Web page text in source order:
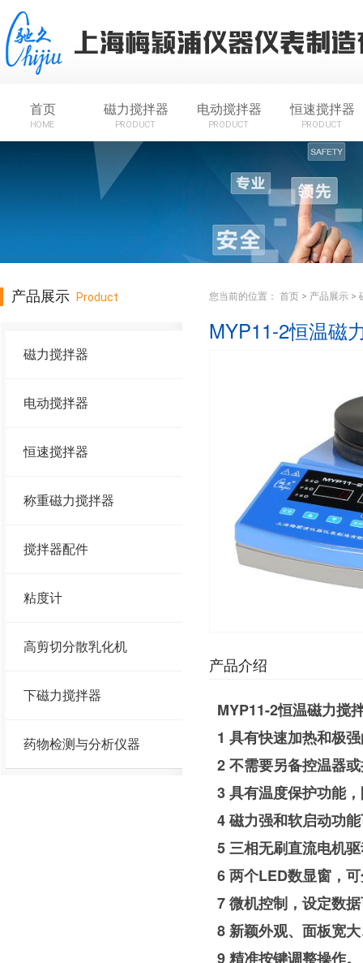
首页
HOME
磁力搅拌器
PRODUCT
电动搅拌器
PRODUCT
恒速搅拌器
PRODUCT
产品展示 Product
磁力搅拌器
电动搅拌器
恒速搅拌器
称重磁力搅拌器
搅拌器配件
粘度计
高剪切分散乳化机
下磁力搅拌器
药物检测与分析仪器
您当前的位置： 首页 > 产品展示 >
MYP11-2恒温磁
产品介绍
MYP11-2恒温磁力搅
1 具有快速加热和极
2 不需要另备控温器
3 具有温度保护功能
4 磁力强和软启动功
5 三相无刷直流电机
6 两个LED数显窗，
7 微机控制，设定数
8 新颖外观、面板宽
9 精准按键调整操作。